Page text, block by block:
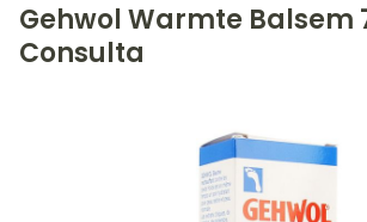
Gehwol Warmte Balsem
Consulta